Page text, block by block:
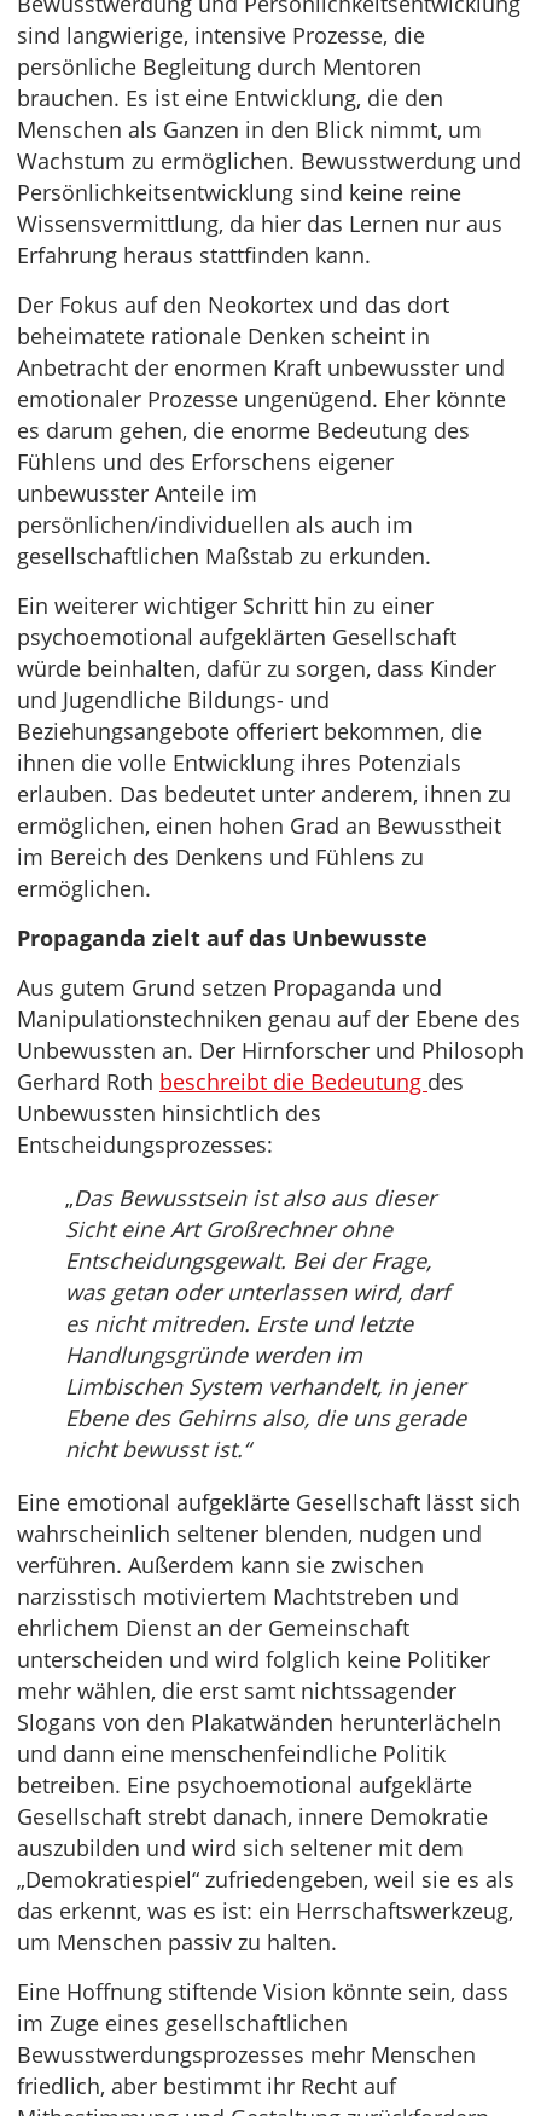
sind langwierige, intensive Prozesse, die
persönliche Begleitung durch Mentoren
brauchen. Es ist eine Entwicklung, die den
Menschen als Ganzen in den Blick nimmt, um
Wachstum zu ermöglichen. Bewusstwerdung und
Persönlichkeitsentwicklung sind keine reine
Wissensvermittlung, da hier das Lernen nur aus
Erfahrung heraus stattfinden kann.
Der Fokus auf den Neokortex und das dort
beheimatete rationale Denken scheint in
Anbetracht der enormen Kraft unbewusster und
emotionaler Prozesse ungenügend. Eher könnte
es darum gehen, die enorme Bedeutung des
Fühlens und des Erforschens eigener
unbewusster Anteile im
persönlichen/individuellen als auch im
gesellschaftlichen Maßstab zu erkunden.
Ein weiterer wichtiger Schritt hin zu einer
psychoemotional aufgeklärten Gesellschaft
würde beinhalten, dafür zu sorgen, dass Kinder
und Jugendliche Bildungs- und
Beziehungsangebote offeriert bekommen, die
ihnen die volle Entwicklung ihres Potenzials
erlauben. Das bedeutet unter anderem, ihnen zu
ermöglichen, einen hohen Grad an Bewusstheit
im Bereich des Denkens und Fühlens zu
ermöglichen.
Propaganda zielt auf das Unbewusste
Aus gutem Grund setzen Propaganda und
Manipulationstechniken genau auf der Ebene des
Unbewussten an. Der Hirnforscher und Philosoph
Gerhard Roth beschreibt die Bedeutung des
Unbewussten hinsichtlich des
Entscheidungsprozesses:
„Das Bewusstsein ist also aus dieser
Sicht eine Art Großrechner ohne
Entscheidungsgewalt. Bei der Frage,
was getan oder unterlassen wird, darf
es nicht mitreden. Erste und letzte
Handlungsgründe werden im
Limbischen System verhandelt, in jener
Ebene des Gehirns also, die uns gerade
nicht bewusst ist.“
Eine emotional aufgeklärte Gesellschaft lässt sich
wahrscheinlich seltener blenden, nudgen und
verführen. Außerdem kann sie zwischen
narzisstisch motiviertem Machtstreben und
ehrlichem Dienst an der Gemeinschaft
unterscheiden und wird folglich keine Politiker
mehr wählen, die erst samt nichtssagender
Slogans von den Plakatwänden herunterlächeln
und dann eine menschenfeindliche Politik
betreiben. Eine psychoemotional aufgeklärte
Gesellschaft strebt danach, innere Demokratie
auszubilden und wird sich seltener mit dem
„Demokratiespiel“ zufriedengeben, weil sie es als
das erkennt, was es ist: ein Herrschaftswerkzeug,
um Menschen passiv zu halten.
Eine Hoffnung stiftende Vision könnte sein, dass
im Zuge eines gesellschaftlichen
Bewusstwerdungsprozesses mehr Menschen
friedlich, aber bestimmt ihr Recht auf